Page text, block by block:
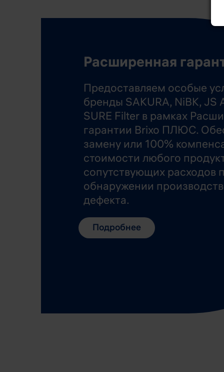
Расширенная
Предоставляем особые
бренды SAKURA, NiBK, JS
SURE Filter в рамках
гарантии Brixo ПЛЮС.
замену или 100%
стоимости любого
сопутствующих расходов
обнаружении
дефекта.
Подробнее